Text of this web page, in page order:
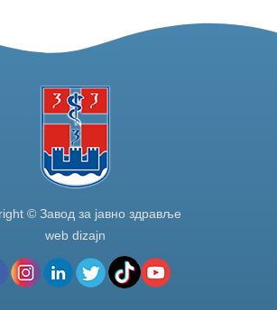
© Завод за јавно здравље
web dizajn